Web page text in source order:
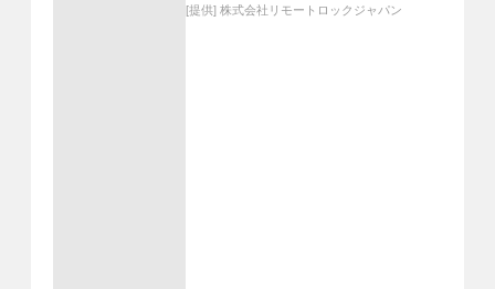
[提供] 株式会社リモートロックジャパン